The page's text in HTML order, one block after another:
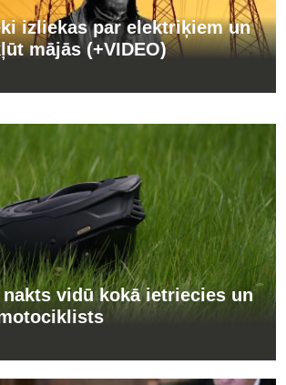
izliekas par elektriķiem un
mājās (+VIDEO)
vidū kokā ietriecies un